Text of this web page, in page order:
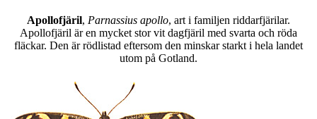
Apollofjäril, Parnassius apollo, art i familjen riddarfjärilar.
Apollofjäril är en mycket stor vit dagfjäril med svarta och röda
fläckar. Den är rödlistad eftersom den minskar starkt i hela landet
utom på Gotland.